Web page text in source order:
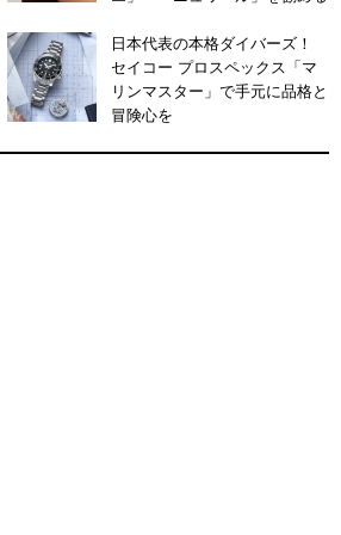
日本代表の本格ダイバーズ！
セイコー プロスペックス「マ
リンマスター」で手元に品格と
冒険心を